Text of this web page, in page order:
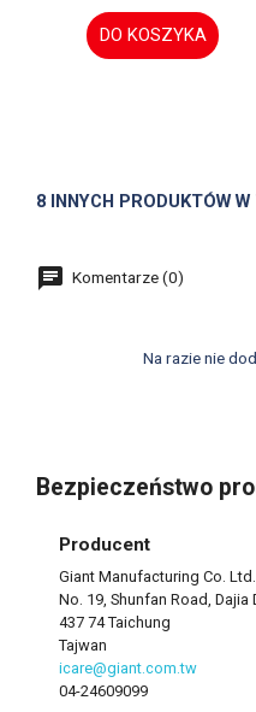
DO KOSZYKA
8 INNYCH PRODUKTÓW
Komentarze (0)
Na razie nie
Bezpieczeństwo
Producent
Giant Manufacturing Co. Ltd.
No. 19, Shunfan Road, Dajia
437 74 Taichung
Tajwan
icare@giant.com.tw
04-24609099